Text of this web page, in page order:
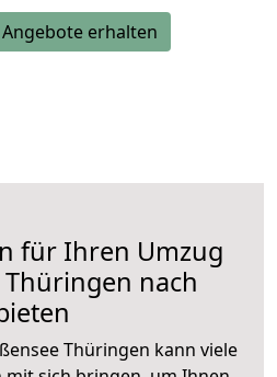
erhalten
für Ihren Umzug
nach
Thüringen kann viele